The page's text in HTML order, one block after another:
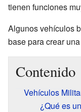
tienen funciones
Algunos vehículos
base para crear
Contenido
Vehículos
¿Qué es